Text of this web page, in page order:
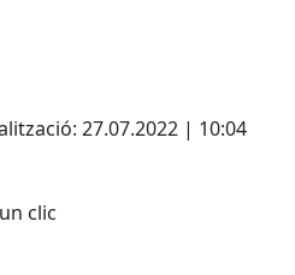
27.07.2022 | 10:04
clic